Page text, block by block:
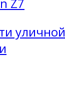
уличной